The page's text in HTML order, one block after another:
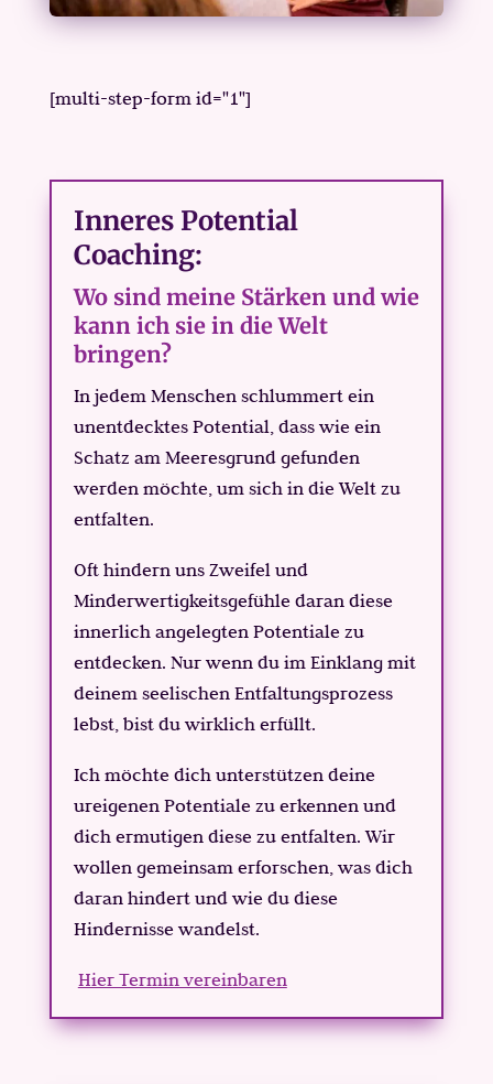
[multi-step-form id="1"]
Inneres Potential
Coaching:
Wo sind meine Stärken und wie
kann ich sie in die Welt
bringen?
In jedem Menschen schlummert ein
unentdecktes Potential, dass wie ein
Schatz am Meeresgrund gefunden
werden möchte, um sich in die Welt zu
entfalten.
Oft hindern uns Zweifel und
Minderwertigkeitsgefühle daran diese
innerlich angelegten Potentiale zu
entdecken. Nur wenn du im Einklang mit
deinem seelischen Entfaltungsprozess
lebst, bist du wirklich erfüllt.
Ich möchte dich unterstützen deine
ureigenen Potentiale zu erkennen und
dich ermutigen diese zu entfalten. Wir
wollen gemeinsam erforschen, was dich
daran hindert und wie du diese
Hindernisse wandelst.
Hier Termin vereinbaren